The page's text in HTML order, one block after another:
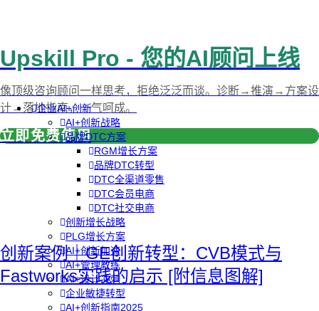
企业AI+创新
AI+创新战略
品牌DTC方案
RGM增长方案
品牌DTC转型
DTC全渠道零售
DTC会员电商
DTC社交电商
创新增长战略
PLG增长方案
AI+创新加速
AI+管理教练
AI+设计冲刺
企业敏捷转型
AI+创新指南2025
Upskill Pro - 您的AI顾问上线
像顶级咨询顾问一样思考，拒绝泛泛而谈。诊断→推演→方案设
计→落地指南，一气呵成。
立即免费使用
创新案例｜GE创新转型：CVB模式与
Fastworks实践的启示 [附信息图解]